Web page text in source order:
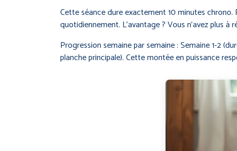
Cette séance dure exactement 10 minutes
quotidiennement. L’avantage ? Vous n’avez plus à
Progression semaine par semaine : Semaine 1-2
planche principale). Cette montée en puissance